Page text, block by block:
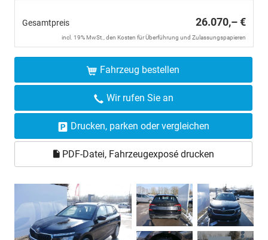
Gesamtpreis 26.070,– €
incl. 19% MwSt., den Kosten für Überführung und Zulassungspapieren
Fahrzeug bestellen
Wir rufen Sie an
Drucken, parken oder vergleichen
PDF-Datei, Fahrzeugexposé drucken